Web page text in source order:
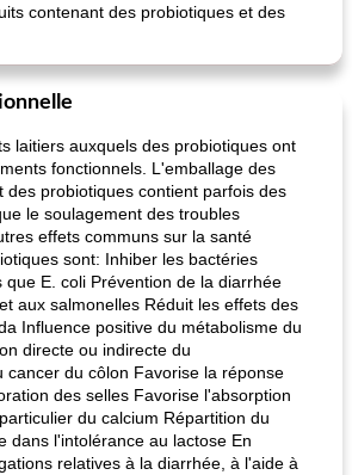
contenant des probiotiques et des
laitiers auxquels des probiotiques ont
fonctionnels. L'emballage des
des probiotiques contient parfois des
le soulagement des troubles
effets communs sur la santé
sont: Inhiber les bactéries
que E. coli Prévention de la diarrhée
aux salmonelles Réduit les effets des
Influence positive du métabolisme du
directe ou indirecte du
cancer du côlon Favorise la réponse
des selles Favorise l'absorption
du calcium Répartition du
dans l'intolérance au lactose En
relatives à la diarrhée, à l'aide à